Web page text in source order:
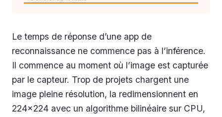
Le temps de réponse d’une app de
reconnaissance ne commence pas à l’inférence.
Il commence au moment où l’image est capturée
par le capteur. Trop de projets chargent une
image pleine résolution, la redimensionnent en
224×224 avec un algorithme bilinéaire sur CPU,